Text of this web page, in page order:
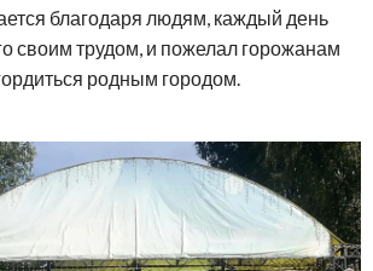
благодаря людям, каждый день
своим трудом, и пожелал горожанам
родным городом.